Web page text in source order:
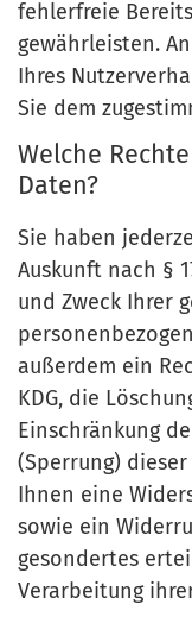
fehlerfreie
gewährleisten.
Ihres
Sie dem
Welche
Daten?
Sie haben
Auskunft nach §
und Zweck Ihrer
außerdem ein
KDG, die
Einschränkung
(Sperrung)
Ihnen eine
sowie ein
gesondertes
Verarbeitung